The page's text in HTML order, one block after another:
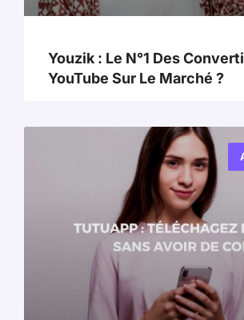
Youzik : Le N°1 Des
YouTube Sur Le Marché ?